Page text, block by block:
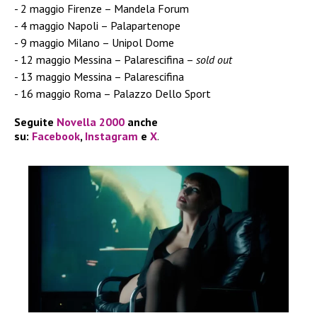
2 maggio Firenze – Mandela Forum
4 maggio Napoli – Palapartenope
9 maggio Milano – Unipol Dome
12 maggio Messina – Palarescifina – sold out
13 maggio Messina – Palarescifina
16 maggio Roma – Palazzo Dello Sport
Seguite Novella 2000 anche
su: Facebook, Instagram e X.